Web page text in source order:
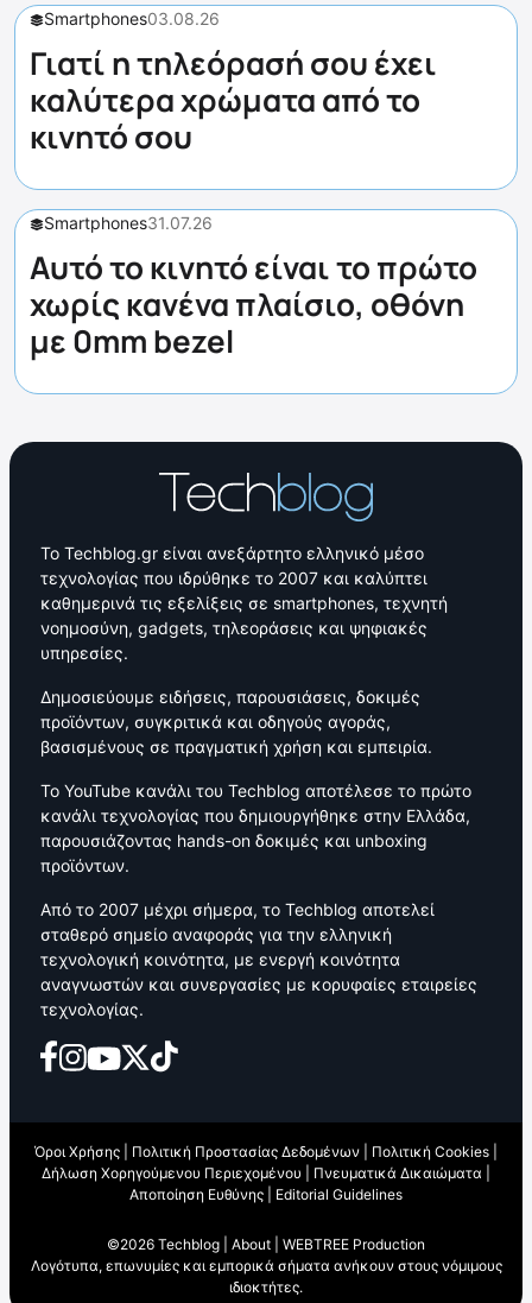
Smartphones03.08.26
Γιατί η τηλεόρασή σου έχει
καλύτερα χρώματα από το
κινητό σου
Smartphones31.07.26
Αυτό το κινητό είναι το πρώτο
χωρίς κανένα πλαίσιο, οθόνη
με 0mm bezel
Το Techblog.gr είναι ανεξάρτητο ελληνικό μέσο
τεχνολογίας που ιδρύθηκε το 2007 και καλύπτει
καθημερινά τις εξελίξεις σε smartphones, τεχνητή
νοημοσύνη, gadgets, τηλεοράσεις και ψηφιακές
υπηρεσίες.
Δημοσιεύουμε ειδήσεις, παρουσιάσεις, δοκιμές
προϊόντων, συγκριτικά και οδηγούς αγοράς,
βασισμένους σε πραγματική χρήση και εμπειρία.
Το YouTube κανάλι του Techblog αποτέλεσε το πρώτο
κανάλι τεχνολογίας που δημιουργήθηκε στην Ελλάδα,
παρουσιάζοντας hands-on δοκιμές και unboxing
προϊόντων.
Από το 2007 μέχρι σήμερα, το Techblog αποτελεί
σταθερό σημείο αναφοράς για την ελληνική
τεχνολογική κοινότητα, με ενεργή κοινότητα
αναγνωστών και συνεργασίες με κορυφαίες εταιρείες
τεχνολογίας.
Όροι Χρήσης Πολιτική Προστασίας Δεδομένων Πολιτική Cookies
Δήλωση Χορηγούμενου Περιεχομένου
Πνευματικά Δικαιώματα
Αποποίηση Ευθύνης
Editorial Guidelines
©2026 Techblog | About
WEBTREE Production
Λογότυπα, επωνυμίες και εμπορικά σήματα ανήκουν στους νόμιμους
ιδιοκτήτες.